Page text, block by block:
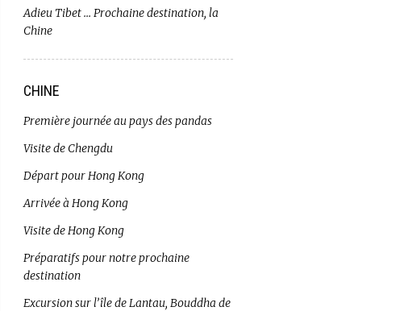
Adieu Tibet … Prochaine destination, la
Chine
CHINE
Première journée au pays des pandas
Visite de Chengdu
Départ pour Hong Kong
Arrivée à Hong Kong
Visite de Hong Kong
Préparatifs pour notre prochaine
destination
Excursion sur l’île de Lantau, Bouddha de